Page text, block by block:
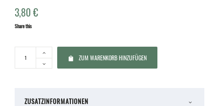
3,80€
ZUM WARENKORB HINZUFÜGEN
Share this
ZUSATZINFORMATIONEN